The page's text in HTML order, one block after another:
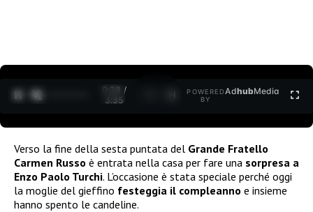
0:29 /
3:35
POWERED
BY
AdhubMedia
Verso la fine della sesta puntata del Grande Fratello
Carmen Russo è entrata nella casa per fare una sorpresa a
Enzo Paolo Turchi. L’occasione è stata speciale perché oggi
la moglie del gieffino festeggia il compleanno e insieme
hanno spento le candeline.